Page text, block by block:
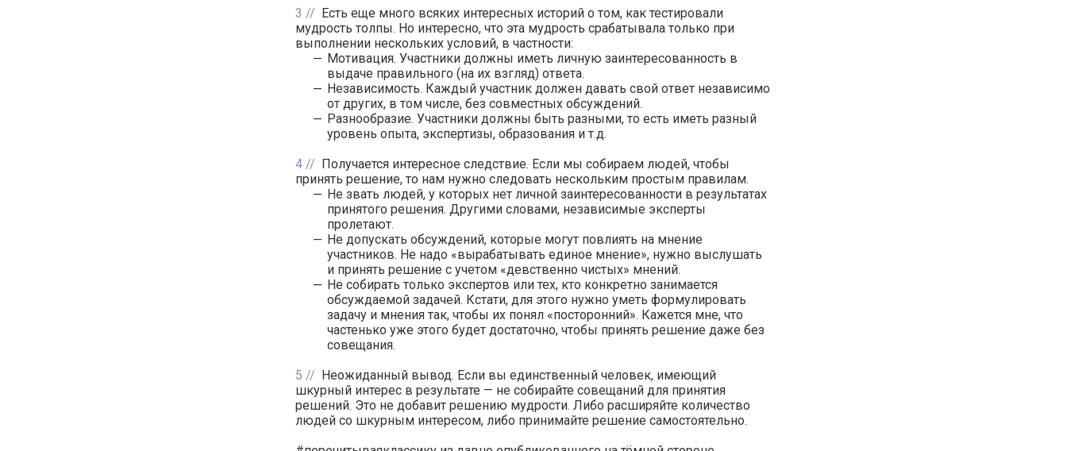
3
Есть еще много всяких интересных историй о том, как тестировали
мудрость толпы. Но интересно, что эта мудрость срабатывала только при
выполнении нескольких условий, в частности:
Мотивация. Участники должны иметь личную заинтересованность в
выдаче правильного (на их взгляд) ответа.
Независимость. Каждый участник должен давать свой ответ независимо
от других, в том числе, без совместных обсуждений.
Разнообразие. Участники должны быть разными, то есть иметь разный
уровень опыта, экспертизы, образования и т.д.
4
Получается интересное следствие. Если мы собираем людей, чтобы
принять решение, то нам нужно следовать нескольким простым правилам.
Не звать людей, у которых нет личной заинтересованности в результатах
принятого решения. Другими словами, независимые эксперты
пролетают.
Не допускать обсуждений, которые могут повлиять на мнение
участников. Не надо «вырабатывать единое мнение», нужно выслушать
и принять решение с учетом «девственно чистых» мнений.
Не собирать только экспертов или тех, кто конкретно занимается
обсуждаемой задачей. Кстати, для этого нужно уметь формулировать
задачу и мнения так, чтобы их понял «посторонний». Кажется мне, что
частенько уже этого будет достаточно, чтобы принять решение даже без
совещания.
5
Неожиданный вывод. Если вы единственный человек, имеющий
шкурный интерес в результате — не собирайте совещаний для принятия
решений. Это не добавит решению мудрости. Либо расширяйте количество
людей со шкурным интересом, либо принимайте решение самостоятельно.